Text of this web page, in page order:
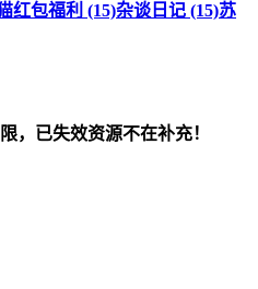
红包福利 (15)杂谈日记 (15)苏
，已失效资源不在补充！